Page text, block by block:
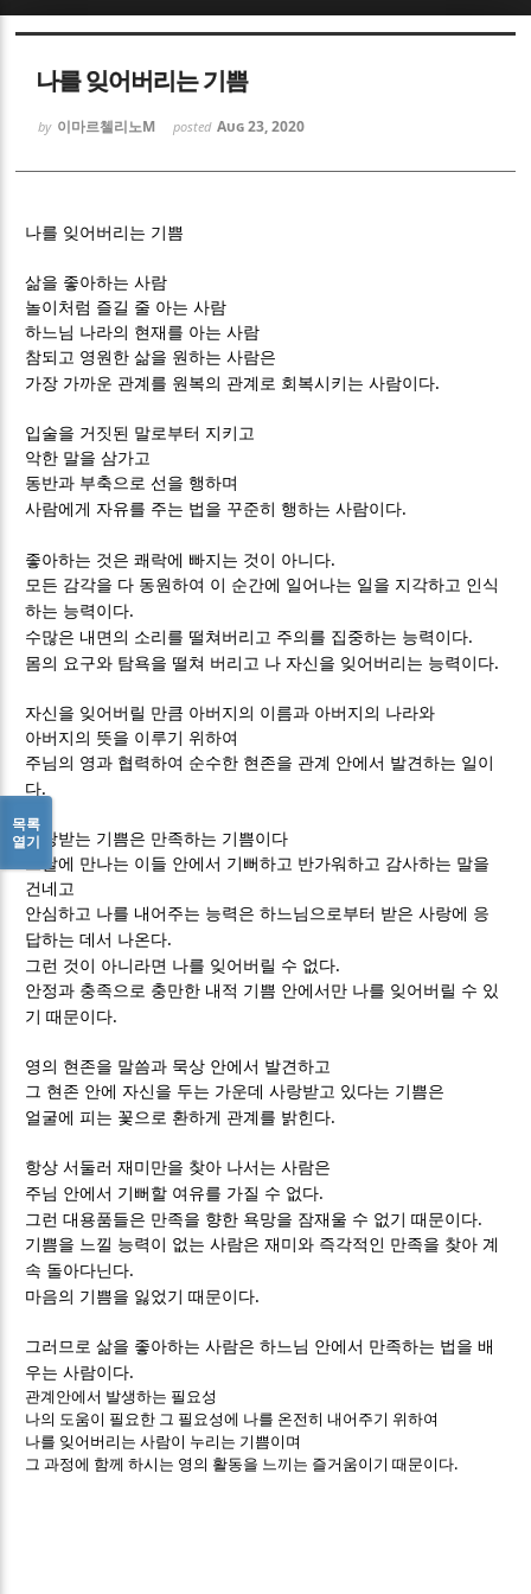
나를 잊어버리는 기쁨
by 이마르첼리노M posted Aug 23, 2020
나를 잊어버리는 기쁨
삶을 좋아하는 사람
놀이처럼 즐길 줄 아는 사람
하느님 나라의 현재를 아는 사람
참되고 영원한 삶을 원하는 사람은
가장 가까운 관계를 원복의 관계로 회복시키는 사람이다.
입술을 거짓된 말로부터 지키고
악한 말을 삼가고
동반과 부축으로 선을 행하며
사람에게 자유를 주는 법을 꾸준히 행하는 사람이다.
좋아하는 것은 쾌락에 빠지는 것이 아니다.
모든 감각을 다 동원하여 이 순간에 일어나는 일을 지각하고 인식
하는 능력이다.
수많은 내면의 소리를 떨쳐버리고 주의를 집중하는 능력이다.
몸의 요구와 탐욕을 떨쳐 버리고 나 자신을 잊어버리는 능력이다.
자신을 잊어버릴 만큼 아버지의 이름과 아버지의 나라와
아버지의 뜻을 이루기 위하여
주님의 영과 협력하여 순수한 현존을 관계 안에서 발견하는 일이
다.
사랑받는 기쁨은 만족하는 기쁨이다
그날에 만나는 이들 안에서 기뻐하고 반가워하고 감사하는 말을
건네고
안심하고 나를 내어주는 능력은 하느님으로부터 받은 사랑에 응
답하는 데서 나온다.
그런 것이 아니라면 나를 잊어버릴 수 없다.
안정과 충족으로 충만한 내적 기쁨 안에서만 나를 잊어버릴 수 있
기 때문이다.
영의 현존을 말씀과 묵상 안에서 발견하고
그 현존 안에 자신을 두는 가운데 사랑받고 있다는 기쁨은
얼굴에 피는 꽃으로 환하게 관계를 밝힌다.
항상 서둘러 재미만을 찾아 나서는 사람은
주님 안에서 기뻐할 여유를 가질 수 없다.
그런 대용품들은 만족을 향한 욕망을 잠재울 수 없기 때문이다.
기쁨을 느낄 능력이 없는 사람은 재미와 즉각적인 만족을 찾아 계
속 돌아다닌다.
마음의 기쁨을 잃었기 때문이다.
그러므로 삶을 좋아하는 사람은 하느님 안에서 만족하는 법을 배
우는 사람이다.
관계안에서 발생하는 필요성
나의 도움이 필요한 그 필요성에 나를 온전히 내어주기 위하여
나를 잊어버리는 사람이 누리는 기쁨이며
그 과정에 함께 하시는 영의 활동을 느끼는 즐거움이기 때문이다.
목록
열기
Sketchbook5, 스케치북5
Sketchbook5, 스케치북5
Sketchbook5, 스케치북5
Sketchbook5, 스케치북5